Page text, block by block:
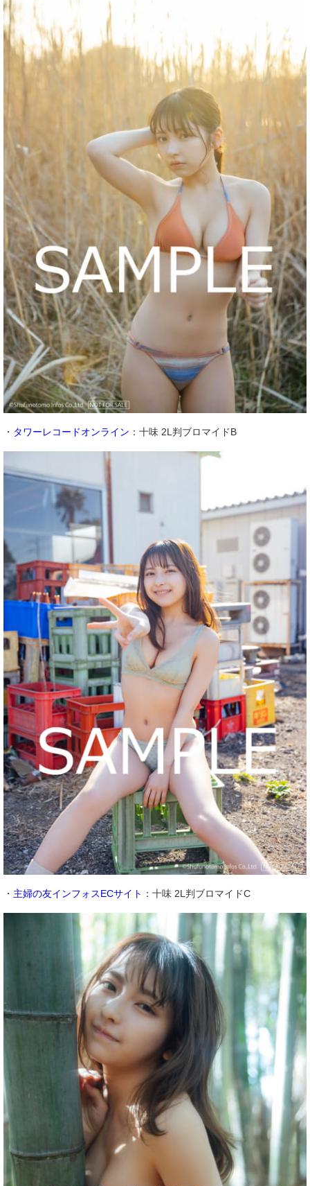
・ タワーレコードオンライン ：十味 2L判ブロマイドB
・ 主婦の友インフォスECサイト ：十味 2L判ブロマイドC